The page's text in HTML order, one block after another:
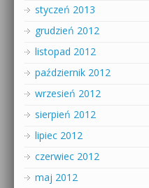
styczeń 2013
grudzień 2012
listopad 2012
październik 2012
wrzesień 2012
sierpień 2012
lipiec 2012
czerwiec 2012
maj 2012